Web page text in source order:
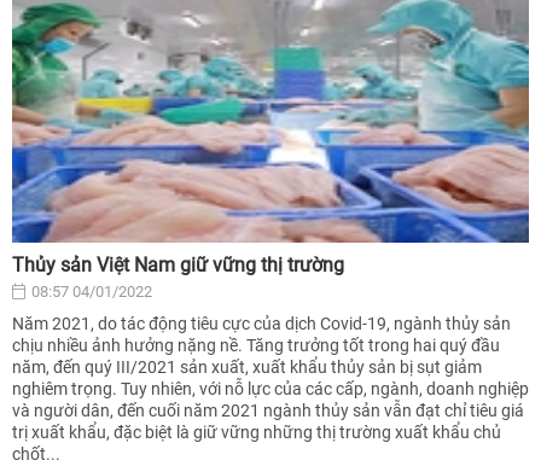
Thủy sản Việt Nam giữ vững thị trường
08:57 04/01/2022
Năm 2021, do tác động tiêu cực của dịch Covid-19, ngành thủy sản
chịu nhiều ảnh hưởng nặng nề. Tăng trưởng tốt trong hai quý đầu
năm, đến quý III/2021 sản xuất, xuất khẩu thủy sản bị sụt giảm
nghiêm trọng. Tuy nhiên, với nỗ lực của các cấp, ngành, doanh nghiệp
và người dân, đến cuối năm 2021 ngành thủy sản vẫn đạt chỉ tiêu giá
trị xuất khẩu, đặc biệt là giữ vững những thị trường xuất khẩu chủ
chốt...